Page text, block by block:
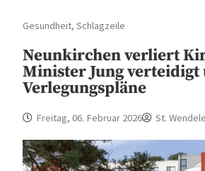
Gesundheit,Schlagzeile
Neunkirchen verliert
Minister Jung
Verlegungspläne
Freitag, 06. Februar 2026 St.